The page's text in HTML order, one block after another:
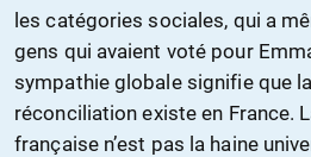
les catégories sociales, qui a
gens qui avaient voté pour
sympathie globale signifie que
réconciliation existe en France.
française n’est pas la haine